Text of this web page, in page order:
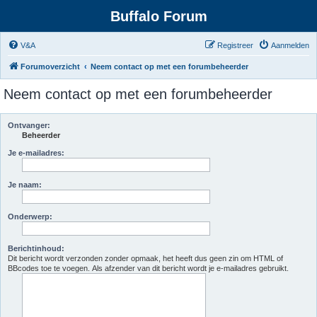
Buffalo Forum
V&A Aanmelden
Registreer
Forumoverzicht Neem contact op met een forumbeheerder
Neem contact op met een forumbeheerder
Ontvanger:
Beheerder
Je e-mailadres:
Je naam:
Onderwerp:
Berichtinhoud:
Dit bericht wordt verzonden zonder opmaak, het heeft dus geen zin om HTML of
BBcodes toe te voegen. Als afzender van dit bericht wordt je e-mailadres gebruikt.